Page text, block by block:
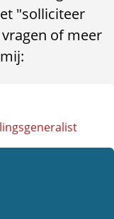
"solliciteer
of meer